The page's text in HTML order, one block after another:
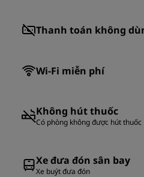
Thanh toán không
Wi-Fi miễn phí
Không hút thuốc
Có phòng không được hút thuốc
Xe đưa đón sân bay
Xe buýt đưa đón